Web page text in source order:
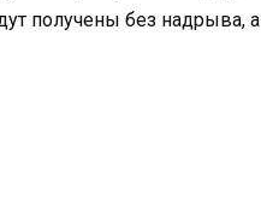
получены без надрыва, а